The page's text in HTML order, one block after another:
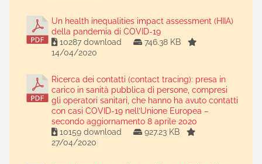
Un health inequalities impact assessment (HIIA)
della pandemia di COVID-19
10287 download
746.38 KB
14/04/2020
Ricerca dei contatti (contact tracing): presa in
carico in sanità pubblica di persone, compresi
gli operatori sanitari, che hanno ha avuto contatti
con casi COVID-19 nell’Unione Europea –
secondo aggiornamento 8 aprile 2020
10159 download
927.23 KB
27/04/2020